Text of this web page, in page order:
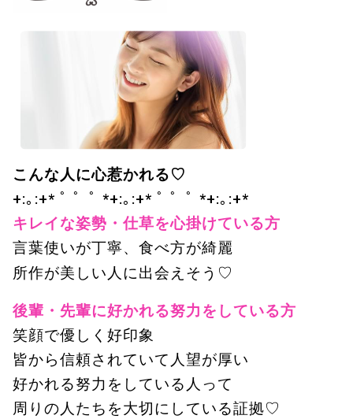
こんな人に心惹かれる♡
+:｡:+* ﾟ ゜ﾟ *+:｡:+* ﾟ ゜ﾟ *+:｡:+*
キレイな姿勢・仕草を心掛けている方
言葉使いが丁寧、食べ方が綺麗
所作が美しい人に出会えそう♡
後輩・先輩に好かれる努力をしている方
笑顔で優しく好印象
皆から信頼されていて人望が厚い
好かれる努力をしている人って
周りの人たちを大切にしている証拠♡